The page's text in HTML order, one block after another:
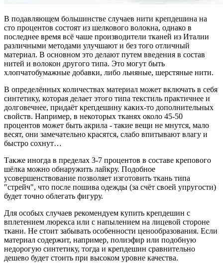
В подавляющем большинстве случаев нити крепдешина на
сто процентов состоят из шелкового волокна, однако в
последнее время всё чаше производители тканей из Италии
различными методами улучшают и без того отличный
материал. В основном это делают путем введения в состав
нитей и волокон другого типа. Это могут быть
хлопчатобумажные добавки, либо льняные, шерстяные нити.
В определённых количествах материал может включать в себя
синтетику, которая делает этого типа текстиль практичнее и
долговечнее, придаёт крепдешину каких-то дополнительных
свойств. Например, в некоторых тканях около 45-50
процентов может быть акрила - такие вещи не мнутся, мало
весят, они замечательно красятся, слабо впитывают влагу и
быстро сохнут…
Также иногда в пределах 3-7 процентов в составе крепового
шёлка можно обнаружить лайкру. Подобное
усовершенствование позволяет изготовить ткань типа
"стрейч", что после пошива одежды (за счёт своей упругости)
будет точно облегать фигуру.
Для особых случаев рекомендуем купить крепдешин с
вплетением люрекса или с напылением на лицевой стороне
ткани. Не стоит забывать особенности ценообразования. Если
материал содержит, например, полиэфир или подобную
недорогую синтетику, тогда и крепдешин сравнительно
дешево будет стоить при высоком уровне качества.